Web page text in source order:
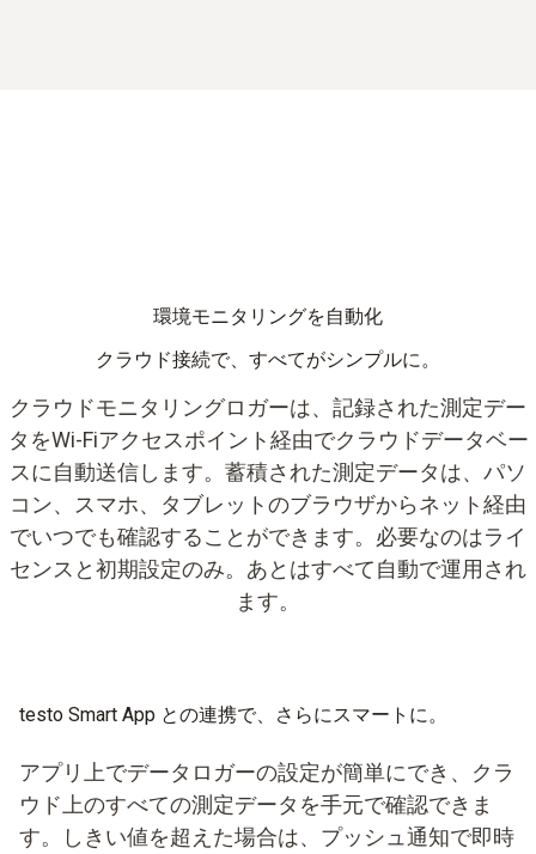
環境モニタリングを自動化
クラウド接続で、すべてがシンプルに。
クラウドモニタリングロガーは、記録された測定デー
タをWi-Fiアクセスポイント経由でクラウドデータベー
スに自動送信します。蓄積された測定データは、パソ
コン、スマホ、タブレットのブラウザからネット経由
でいつでも確認することができます。必要なのはライ
センスと初期設定のみ。あとはすべて自動で運用され
ます。
testo Smart App との連携で、さらにスマートに。
アプリ上でデータロガーの設定が簡単にでき、クラ
ウド上のすべての測定データを手元で確認できま
す。しきい値を超えた場合は、プッシュ通知で即時